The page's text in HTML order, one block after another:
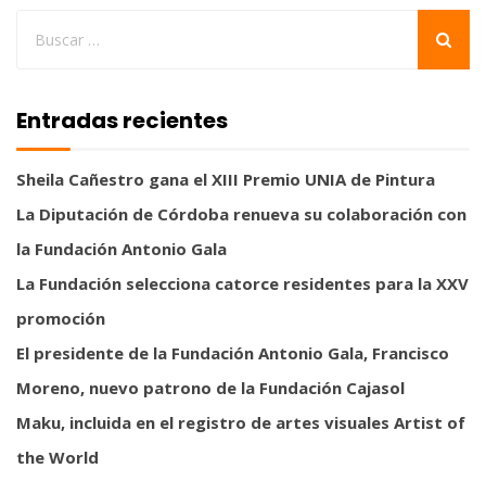
Entradas recientes
Sheila Cañestro gana el XIII Premio UNIA de Pintura
La Diputación de Córdoba renueva su colaboración con
la Fundación Antonio Gala
La Fundación selecciona catorce residentes para la XXV
promoción
El presidente de la Fundación Antonio Gala, Francisco
Moreno, nuevo patrono de la Fundación Cajasol
Maku, incluida en el registro de artes visuales Artist of
the World